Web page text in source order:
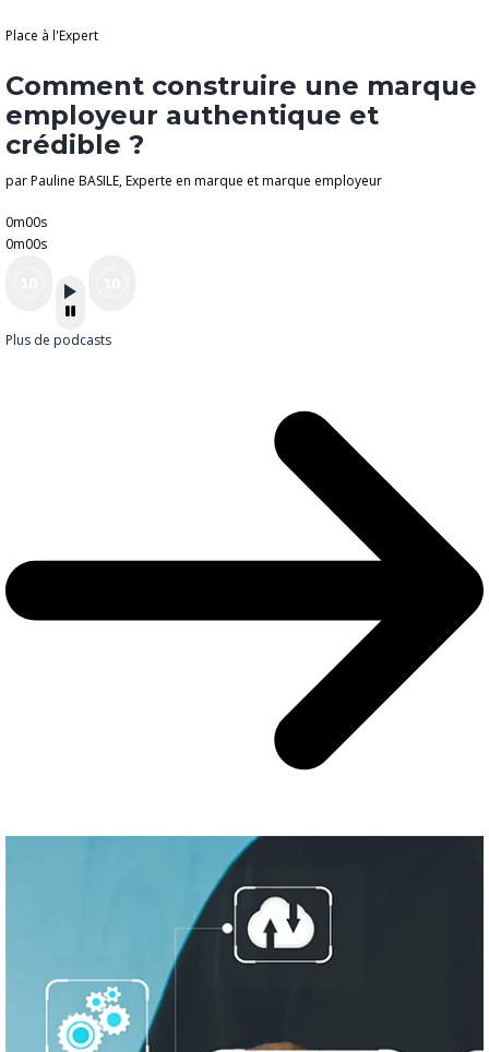
Place à l'Expert
Comment construire une marque
employeur authentique et
crédible ?
par Pauline BASILE, Experte en marque et marque employeur
0m00s
0m00s
Plus de podcasts